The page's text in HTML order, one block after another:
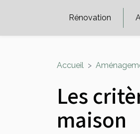
Rénovation
Accueil
Les
maison